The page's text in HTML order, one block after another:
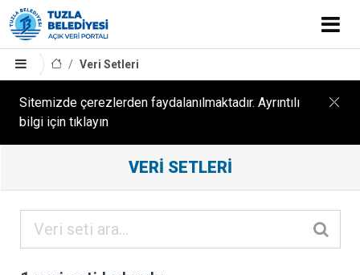
Veri Setleri
Sitemizde çerezlerden faydalanılmaktadır. Ayrıntılı
bilgi için tıklayın
Sonuçları
ORGANIZASYONLAR
KATEGORILER
VERI SETLERI